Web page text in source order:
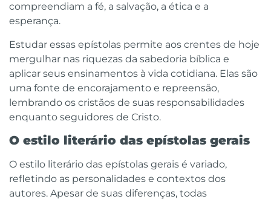
compreendiam a fé, a salvação, a ética e a
esperança.
Estudar essas epístolas permite aos crentes de hoje
mergulhar nas riquezas da sabedoria bíblica e
aplicar seus ensinamentos à vida cotidiana. Elas são
uma fonte de encorajamento e repreensão,
lembrando os cristãos de suas responsabilidades
enquanto seguidores de Cristo.
O estilo literário das epístolas gerais
O estilo literário das epístolas gerais é variado,
refletindo as personalidades e contextos dos
autores. Apesar de suas diferenças, todas